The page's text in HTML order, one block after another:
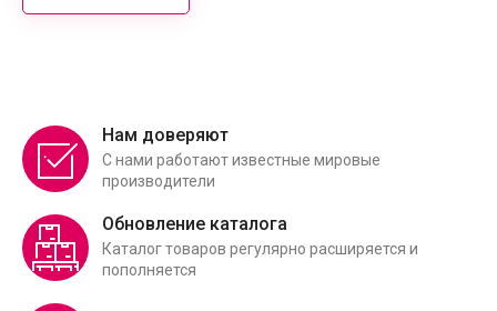
Нам доверяют
С нами работают известные мировые
производители
Обновление каталога
Каталог товаров регулярно расширяется и
пополняется